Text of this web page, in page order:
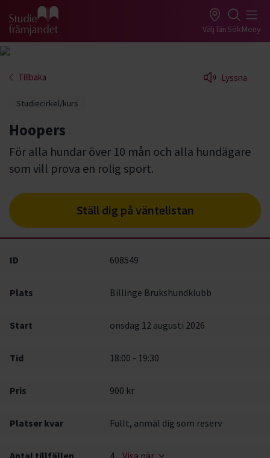
Gå till studiefrämjandets startsida Välj länSökMeny
Tillbaka Lyssna
Studiecirkel/kurs
Hoopers
För alla hundar över 10 mån och alla hundägare
som vill prova en rolig sport.
Ställ dig på väntelistan
ID 608549
Plats Billinge Brukshundklubb
Start onsdag 12 augusti 2026
Tid 18:00 - 19:30
Pris 900 kr
Platser kvar Fullt, anmäl dig som reserv
Antal tillfällen 4 Visa när